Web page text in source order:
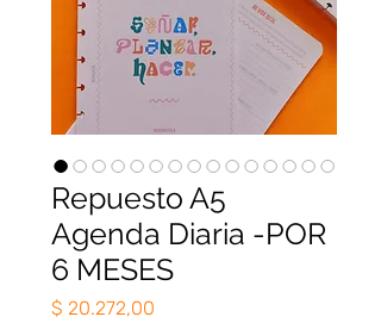
Repuesto A5
Agenda Diaria -POR
6 MESES
$ 20.272,00